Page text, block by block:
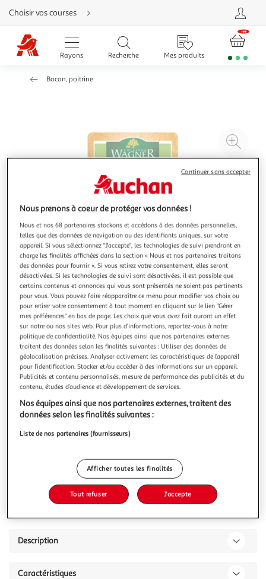
Aller
directement
au
contenu
Aller
directement
Aller
besoin
Choisir vos courses
Rayons Recherche Mes produits
Bacon, poitrine
à
PHILIPPE WAGNER<BR/>
Lard paysan à l'ancienne sans nitrite
Une saveur fumée incomparable, un goût traditionnel mais
du Sel sans Nitrite
En savoir +
150g
Vous voulez connaître le prix de ce produit ?
Afficher le prix
Frais Viande De France
Description
Caractéristiques
Nous prenons à coeur de protéger vos données !
Nous et nos 68 partenaires stockons et accédons à des données personnelles,
telles que des données de navigation ou des identifiants uniques, sur votre
appareil. Si vous sélectionnez "J'accepte", les technologies de suivi prendront en
charge les finalités affichées dans la section « Nous et nos partenaires traitons
des données pour fournir ». Si vous retirez votre consentement, elles seront
désactivées. Si les technologies de suivi sont désactivées, il est possible que
certains contenus et annonces qui vous sont présentés ne soient pas pertinents
pour vous. Vous pouvez faire réapparaître ce menu pour modifier vos choix ou
pour retirer votre consentement à tout moment en cliquant sur le lien "Gérer
mes préférences" en bas de page. Les choix que vous avez fait auront un effet
sur notre ou nos sites web. Pour plus d’informations, reportez-vous à notre
politique de confidentialité. Nos équipes ainsi que nos partenaires externes
traitent des données selon les finalités suivantes : Utiliser des données de
géolocalisation précises. Analyser activement les caractéristiques de l’appareil
pour l’identification. Stocker et/ou accéder à des informations sur un appareil.
Publicités et contenu personnalisés, mesure de performance des publicités et du
contenu, études d’audience et développement de services.
Nos équipes ainsi que nos partenaires externes, traitent des
données selon les finalités suivantes :
Liste de nos partenaires (fournisseurs)
Afficher toutes les finalités
Tout refuser J'accepte
Continuer sans accepter